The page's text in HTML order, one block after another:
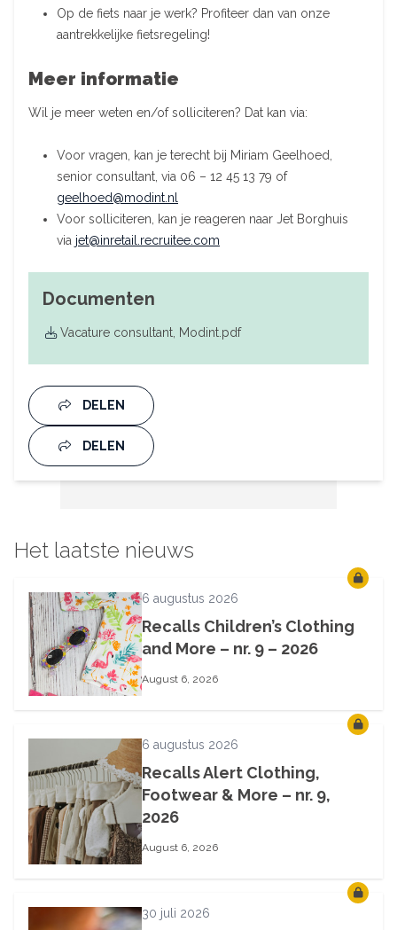
Op de fiets naar je werk? Profiteer dan van onze
aantrekkelijke fietsregeling!
Meer informatie
Wil je meer weten en/of solliciteren? Dat kan via:
Voor vragen, kan je terecht bij Miriam Geelhoed,
senior consultant, via 06 – 12 45 13 79 of
geelhoed@modint.nl
Voor solliciteren, kan je reageren naar Jet Borghuis
via jet@inretail.recruitee.com
Documenten
Vacature consultant, Modint.pdf
DELEN
DELEN
Het laatste nieuws
Recalls Children’s Clothing
and More – nr. 9 – 2026
6 augustus 2026
August 6, 2026
Recalls Alert Clothing,
Footwear & More – nr. 9,
2026
6 augustus 2026
August 6, 2026
30 juli 2026